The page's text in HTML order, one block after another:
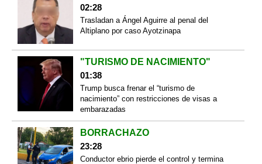
02:28
Trasladan a Ángel Aguirre al penal del
Altiplano por caso Ayotzinapa
"TURISMO DE NACIMIENTO"
01:38
Trump busca frenar el “turismo de
nacimiento” con restricciones de visas a
embarazadas
BORRACHAZO
23:28
Conductor ebrio pierde el control y termina